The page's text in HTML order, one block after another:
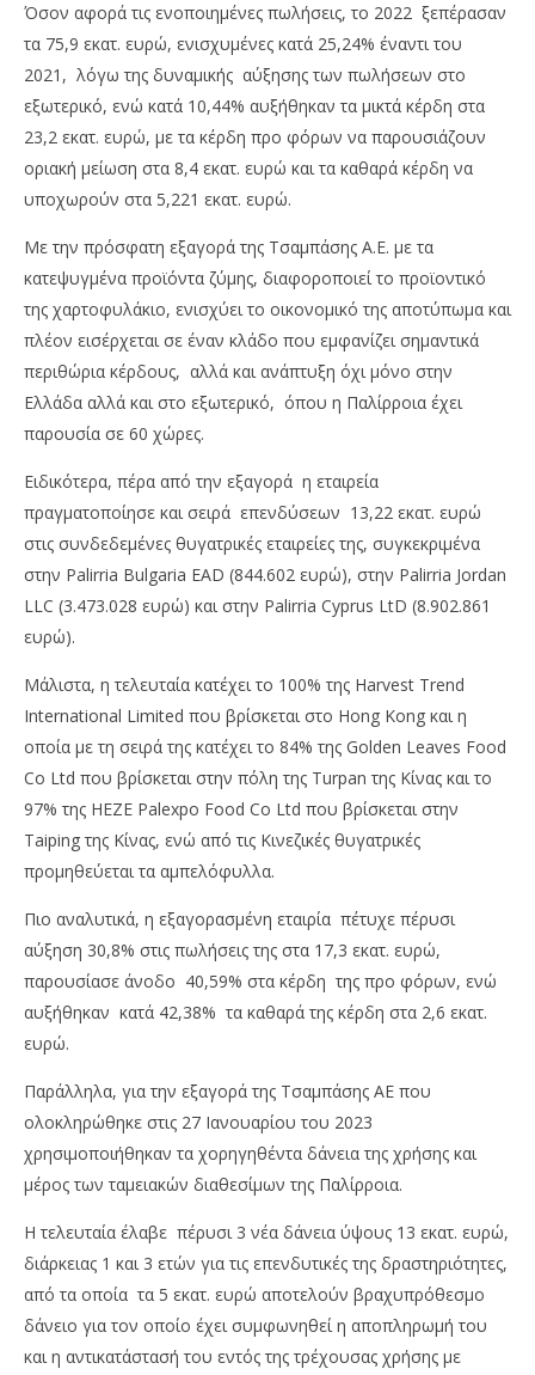
μετεξελίσεται η Παλίρροια, που ελέγχει κατά
36% ο Βασίλης Κάτσος
18/08/2023
pressroom
Όσον αφορά τις ενοποιημένες πωλήσεις, το 2022 ξεπέρασαν
τα 75,9 εκατ. ευρώ, ενισχυμένες κατά 25,24% έναντι του
2021, λόγω της δυναμικής αύξησης των πωλήσεων στο
εξωτερικό, ενώ κατά 10,44% αυξήθηκαν τα μικτά κέρδη στα
23,2 εκατ. ευρώ, με τα κέρδη προ φόρων να παρουσιάζουν
οριακή μείωση στα 8,4 εκατ. ευρώ και τα καθαρά κέρδη να
υποχωρούν στα 5,221 εκατ. ευρώ.
Με την πρόσφατη εξαγορά της Τσαμπάσης Α.Ε. με τα
κατεψυγμένα προϊόντα ζύμης, διαφοροποιεί το προϊοντικό
της χαρτοφυλάκιο, ενισχύει το οικονομικό της αποτύπωμα και
πλέον εισέρχεται σε έναν κλάδο που εμφανίζει σημαντικά
περιθώρια κέρδους, αλλά και ανάπτυξη όχι μόνο στην
Ελλάδα αλλά και στο εξωτερικό, όπου η Παλίρροια έχει
παρουσία σε 60 χώρες.
Ειδικότερα, πέρα από την εξαγορά η εταιρεία
πραγματοποίησε και σειρά επενδύσεων 13,22 εκατ. ευρώ
στις συνδεδεμένες θυγατρικές εταιρείες της, συγκεκριμένα
στην Palirria Bulgaria EAD (844.602 ευρώ), στην Palirria Jordan
LLC (3.473.028 ευρώ) και στην Palirria Cyprus LtD (8.902.861
ευρώ).
Μάλιστα, η τελευταία κατέχει το 100% της Harvest Trend
International Limited που βρίσκεται στο Hong Kong και η
οποία με τη σειρά της κατέχει το 84% της Golden Leaves Food
Co Ltd που βρίσκεται στην πόλη της Turpan της Κίνας και το
97% της HEZE Palexpo Food Co Ltd που βρίσκεται στην
Taiping της Κίνας, ενώ από τις Κινεζικές θυγατρικές
προμηθεύεται τα αμπελόφυλλα.
Πιο αναλυτικά, η εξαγορασμένη εταιρία πέτυχε πέρυσι
αύξηση 30,8% στις πωλήσεις της στα 17,3 εκατ. ευρώ,
παρουσίασε άνοδο 40,59% στα κέρδη της προ φόρων, ενώ
αυξήθηκαν κατά 42,38% τα καθαρά της κέρδη στα 2,6 εκατ.
ευρώ.
Παράλληλα, για την εξαγορά της Τσαμπάσης ΑΕ που
ολοκληρώθηκε στις 27 Ιανουαρίου του 2023
χρησιμοποιήθηκαν τα χορηγηθέντα δάνεια της χρήσης και
μέρος των ταμειακών διαθεσίμων της Παλίρροια.
Η τελευταία έλαβε πέρυσι 3 νέα δάνεια ύψους 13 εκατ. ευρώ,
διάρκειας 1 και 3 ετών για τις επενδυτικές της δραστηριότητες,
από τα οποία τα 5 εκατ. ευρώ αποτελούν βραχυπρόθεσμο
δάνειο για τον οποίο έχει συμφωνηθεί η αποπληρωμή του
και η αντικατάστασή του εντός της τρέχουσας χρήσης με